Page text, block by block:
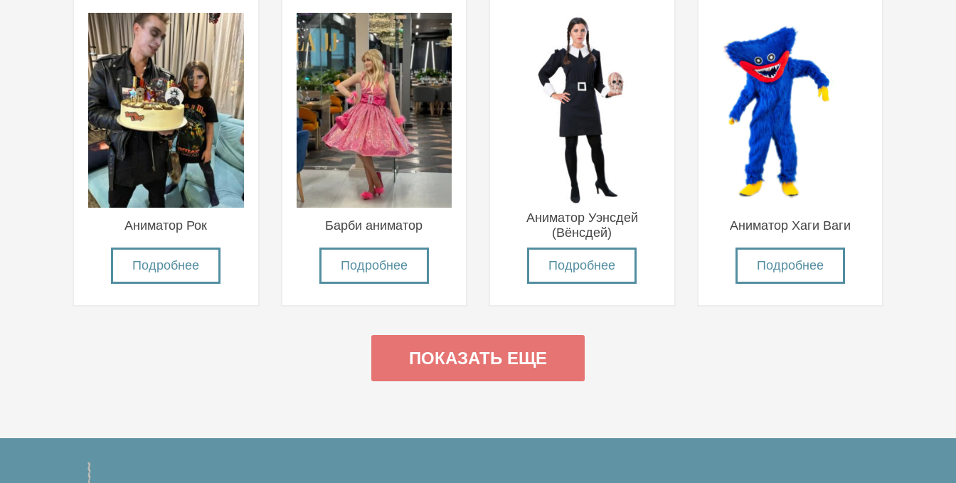
Аниматор Рок
Подробнее
Барби аниматор
Подробнее
Аниматор Уэнсдей
(Вëнсдей)
Подробнее
Аниматор Хаги Ваги
Подробнее
ПОКАЗАТЬ ЕЩЕ